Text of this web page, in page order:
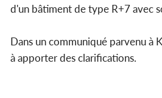
d'un bâtiment de type R+7 avec
Dans un communiqué parvenu à
à apporter des clarifications.